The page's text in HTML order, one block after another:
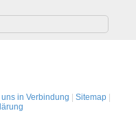
in Verbindung | Sitemap|